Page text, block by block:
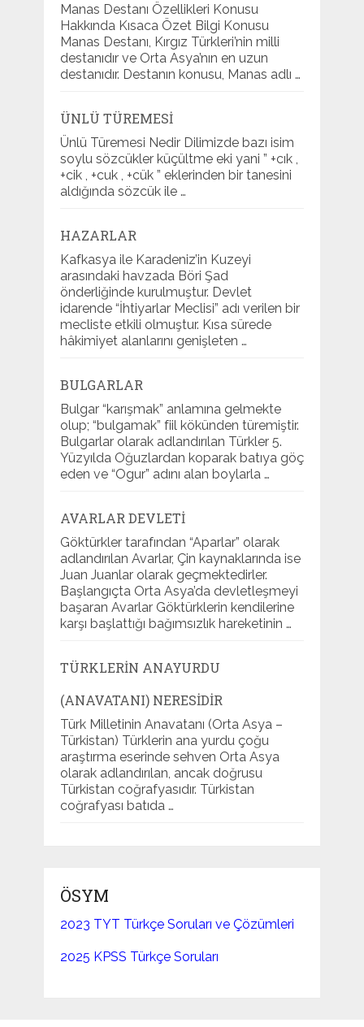
Manas Destanı Özellikleri Konusu
Hakkında Kısaca Özet Bilgi Konusu
Manas Destanı, Kırgız Türkleri’nin milli
destanıdır ve Orta Asya’nın en uzun
destanıdır. Destanın konusu, Manas adlı …
ÜNLÜ TÜREMESI
Ünlü Türemesi Nedir Dilimizde bazı isim
soylu sözcükler küçültme eki yani ” +cık ,
+cik , +cuk , +cük ” eklerinden bir tanesini
aldığında sözcük ile …
HAZARLAR
Kafkasya ile Karadeniz’in Kuzeyi
arasındaki havzada Böri Şad
önderliğinde kurulmuştur. Devlet
idarende “İhtiyarlar Meclisi” adı verilen bir
mecliste etkili olmuştur. Kısa sürede
hâkimiyet alanlarını genişleten …
BULGARLAR
Bulgar “karışmak” anlamına gelmekte
olup; “bulgamak” fiil kökünden türemiştir.
Bulgarlar olarak adlandırılan Türkler 5.
Yüzyılda Oğuzlardan koparak batıya göç
eden ve “Ogur” adını alan boylarla …
AVARLAR DEVLETI
Göktürkler tarafından “Aparlar” olarak
adlandırılan Avarlar, Çin kaynaklarında ise
Juan Juanlar olarak geçmektedirler.
Başlangıçta Orta Asya’da devletleşmeyi
başaran Avarlar Göktürklerin kendilerine
karşı başlattığı bağımsızlık hareketinin …
TÜRKLERIN ANAYURDU
(ANAVATANI) NERESIDIR
Türk Milletinin Anavatanı (Orta Asya –
Türkistan) Türklerin ana yurdu çoğu
araştırma eserinde sehven Orta Asya
olarak adlandırılan, ancak doğrusu
Türkistan coğrafyasıdır. Türkistan
coğrafyası batıda …
ÖSYM
2023 TYT Türkçe Soruları ve Çözümleri
2025 KPSS Türkçe Soruları